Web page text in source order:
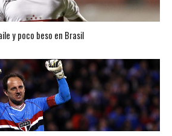
y poco beso en Brasil